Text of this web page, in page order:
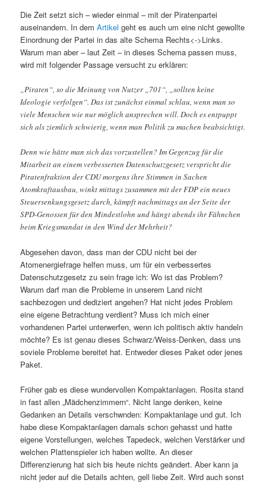
Die Zeit setzt sich – wieder einmal – mit der Piratenpartei
auseinandern. In demArtikel geht es auch um eine nicht gewollte
Einordnung der Partei in das alte Schema Rechts<->Links.
Warum man aber – laut Zeit – in dieses Schema passen muss,
wird mit folgender Passage versucht zu erklären:
„Piraten“, so die Meinung von Nutzer „701“, „sollten keine
Ideologie verfolgen“. Das ist zunächst einmal schlau, wenn man so
viele Menschen wie nur möglich ansprechen will. Doch es entpuppt
sich als ziemlich schwierig, wenn man Politik zu machen beabsichtigt.
Denn wie hätte man sich das vorzustellen? Im Gegenzug für die
Mitarbeit an einem verbesserten Datenschutzgesetz verspricht die
Piratenfraktion der CDU morgens ihre Stimmen in Sachen
Atomkraftausbau, winkt mittags zusammen mit der FDP ein neues
Steuersenkungsgesetz durch, kämpft nachmittags an der Seite der
SPD-Genossen für den Mindestlohn und hängt abends ihr Fähnchen
beim Kriegsmandat in den Wind der Mehrheit?
Abgesehen davon, dass man der CDU nicht bei der
Atomenergiefrage helfen muss, um für ein verbessertes
Datenschutzgesetz zu sein frage ich: Wo ist das Problem?
Warum darf man die Probleme in unserem Land nicht
sachbezogen und dediziert angehen? Hat nicht jedes Problem
eine eigene Betrachtung verdient? Muss ich mich einer
vorhandenen Partei unterwerfen, wenn ich politisch aktiv handeln
möchte? Es ist genau dieses Schwarz/Weiss-Denken, dass uns
soviele Probleme bereitet hat. Entweder dieses Paket oder jenes
Paket.
Früher gab es diese wundervollen Kompaktanlagen. Rosita stand
in fast allen „Mädchenzimmern“. Nicht lange denken, keine
Gedanken an Details verschwnden: Kompaktanlage und gut. Ich
habe diese Kompaktanlagen damals schon gehasst und hatte
eigene Vorstellungen, welches Tapedeck, welchen Verstärker und
welchen Plattenspieler ich haben wollte. An dieser
Differenzierung hat sich bis heute nichts geändert. Aber kann ja
nicht jeder auf die Details achten, gell liebe Zeit. Wird auch sonst